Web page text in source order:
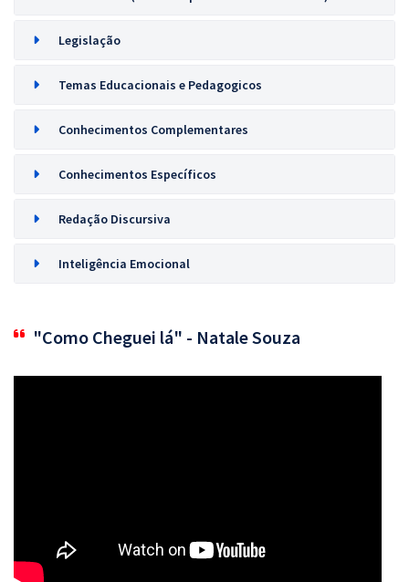
Legislação
Temas Educacionais e Pedagogicos
Conhecimentos Complementares
Conhecimentos Específicos
Redação Discursiva
Inteligência Emocional
"Como Cheguei lá" - Natale Souza